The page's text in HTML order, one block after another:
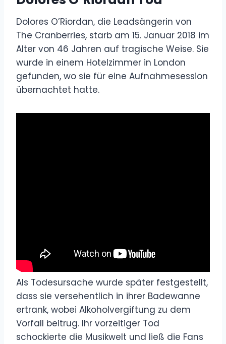
Dolores O’Riordan, die Leadsängerin von
The Cranberries, starb am 15. Januar 2018 im
Alter von 46 Jahren auf tragische Weise. Sie
wurde in einem Hotelzimmer in London
gefunden, wo sie für eine Aufnahmesession
übernachtet hatte.
Als Todesursache wurde später festgestellt,
dass sie versehentlich in ihrer Badewanne
ertrank, wobei Alkoholvergiftung zu dem
Vorfall beitrug. Ihr vorzeitiger Tod
schockierte die Musikwelt und ließ die Fans